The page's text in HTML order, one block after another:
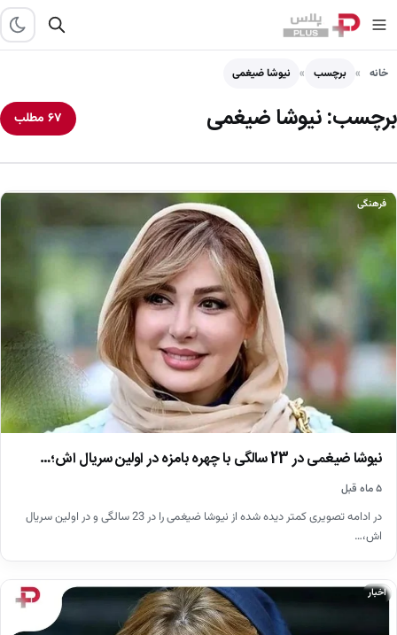
خانه برچسب نیوشا ضیغمی
برچسب:نیوشا ضیغمی ۶۷ مطلب
فرهنگی
نیوشا ضیغمی در 23 سالگی با چهره بامزه در اولین سریال اش؛…
۵ ماه قبل
در ادامه تصویری کمتر دیده شده از نیوشا ضیغمی را در 23 سالگی و در اولین سریال
اش،…
اخبار